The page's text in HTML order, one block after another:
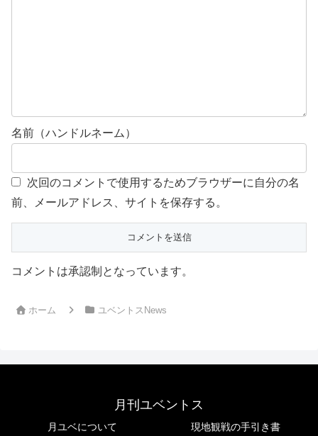
名前（ハンドルネーム）
次回のコメントで使用するためブラウザーに自分の名
前、メールアドレス、サイトを保存する。
コメントは承認制となっています。
ホーム ユベントスNews
月刊ユベントス
月ユベについて 現地観戦の手引き書